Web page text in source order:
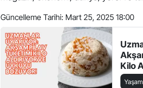
Güncelleme Tarihi: Mart 25, 2025 18:00
Kilo
Yaşam